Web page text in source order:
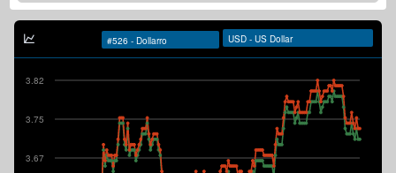
3.67
3.75
3.82